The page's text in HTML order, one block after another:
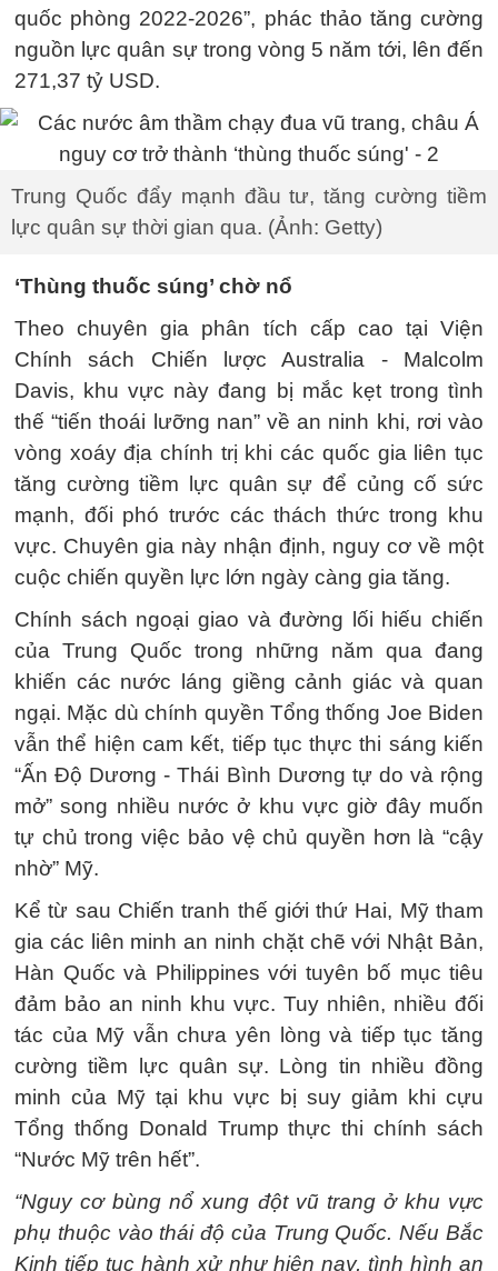
quốc phòng 2022-2026”, phác thảo tăng cường
nguồn lực quân sự trong vòng 5 năm tới, lên đến
271,37 tỷ USD.
Trung Quốc đẩy mạnh đầu tư, tăng cường tiềm
lực quân sự thời gian qua. (Ảnh: Getty)
‘Thùng thuốc súng’ chờ nổ
Theo chuyên gia phân tích cấp cao tại Viện
Chính sách Chiến lược Australia - Malcolm
Davis, khu vực này đang bị mắc kẹt trong tình
thế “tiến thoái lưỡng nan” về an ninh khi, rơi vào
vòng xoáy địa chính trị khi các quốc gia liên tục
tăng cường tiềm lực quân sự để củng cố sức
mạnh, đối phó trước các thách thức trong khu
vực. Chuyên gia này nhận định, nguy cơ về một
cuộc chiến quyền lực lớn ngày càng gia tăng.
Chính sách ngoại giao và đường lối hiếu chiến
của Trung Quốc trong những năm qua đang
khiến các nước láng giềng cảnh giác và quan
ngại. Mặc dù chính quyền Tổng thống Joe Biden
vẫn thể hiện cam kết, tiếp tục thực thi sáng kiến
“Ấn Độ Dương - Thái Bình Dương tự do và rộng
mở” song nhiều nước ở khu vực giờ đây muốn
tự chủ trong việc bảo vệ chủ quyền hơn là “cậy
nhờ” Mỹ.
Kể từ sau Chiến tranh thế giới thứ Hai, Mỹ tham
gia các liên minh an ninh chặt chẽ với Nhật Bản,
Hàn Quốc và Philippines với tuyên bố mục tiêu
đảm bảo an ninh khu vực. Tuy nhiên, nhiều đối
tác của Mỹ vẫn chưa yên lòng và tiếp tục tăng
cường tiềm lực quân sự. Lòng tin nhiều đồng
minh của Mỹ tại khu vực bị suy giảm khi cựu
Tổng thống Donald Trump thực thi chính sách
“Nước Mỹ trên hết”.
“Nguy cơ bùng nổ xung đột vũ trang ở khu vực
phụ thuộc vào thái độ của Trung Quốc. Nếu Bắc
Kinh tiếp tục hành xử như hiện nay, tình hình an